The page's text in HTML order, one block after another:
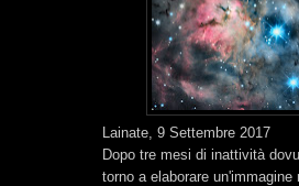
Lainate, 9 Settembre 2017
Dopo tre mesi di inattività
torno a elaborare